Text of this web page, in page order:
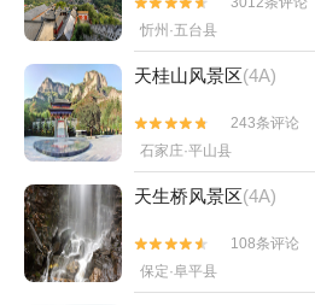
忻州·五台县
天桂山风景区(4A)


243条评论
石家庄·平山县
天生桥风景区(4A)


108条评论
保定·阜平县